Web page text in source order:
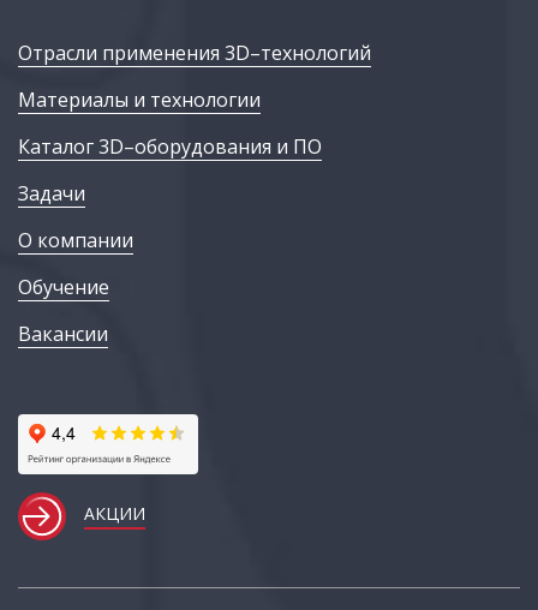
Отрасли применения 3D–технологий
Материалы и технологии
Каталог 3D–оборудования и ПО
Задачи
О компании
Обучение
Вакансии
АКЦИИ